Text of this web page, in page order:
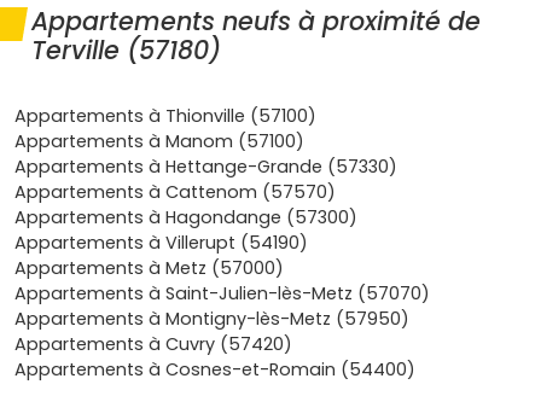
Emplacement stratégique: Terville est collée à
Thionville, avec un accès facile à l'
bosses sur le corridor Metz–Luxembourg, tu gagnes
du temps au quotidien.
Demande locative solide : la proximité du
Luxembourget des pôles d'emplois crée une
tension locativeintéressante. Unappartement
neuf à Tervillebien placé se loue vite, avec un bon
taux d'occupation.
Cadre de vie: écoles, équipements sportifs, zones
commerciales (Linkling et Retail Park à proximité),
berges de Moselle toutes proches à Thionville... Tu as
tout sous la main.
Confort et économies : normesRE 2020
Appartements neufs à proximité de
Terville (57180)
Appartements à Thionville (57100)
Appartements à Manom (57100)
Appartements à Hettange-Grande (57330)
Appartements à Cattenom (57570)
Appartements à Hagondange (57300)
Appartements à Villerupt (54190)
Appartements à Metz (57000)
Appartements à Saint-Julien-lès-Metz (57070)
Appartements à Montigny-lès-Metz (57950)
Appartements à Cuvry (57420)
Appartements à Cosnes-et-Romain (54400)